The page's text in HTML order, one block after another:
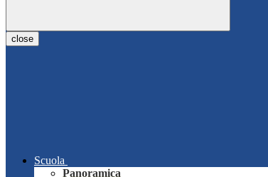
close
Scuola
Panoramica